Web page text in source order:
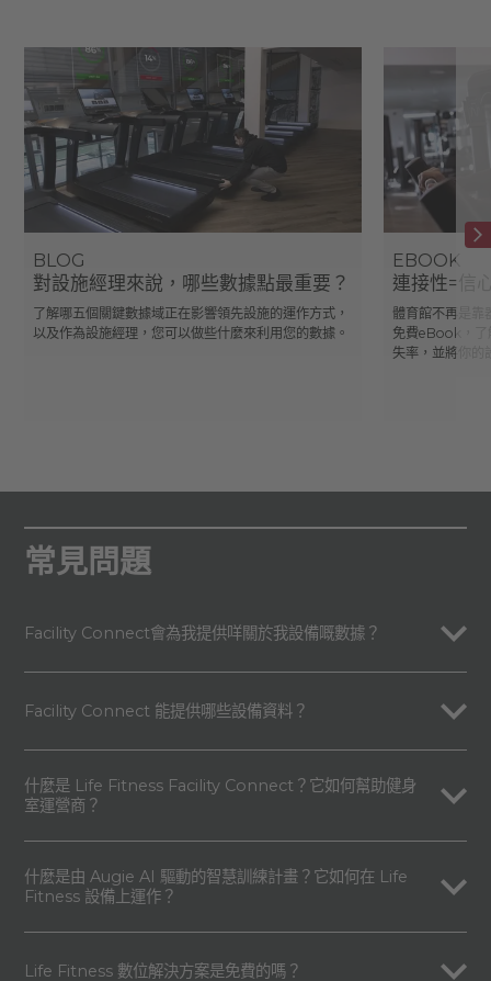
BLOG
對設施經理來說，哪些數據點最重要？
了解哪五個關鍵數據域正在影響領先設施的運作方式，
以及作為設施經理，您可以做些什麼來利用您的數據。
EBOOK
連接性=信
體育館不再是靠
免費eBook，了
失率，並將你的
常見問題
Facility Connect會為我提供咩關於我設備嘅數據？
Facility Connect 能提供哪些設備資料？
什麼是 Life Fitness Facility Connect？它如何幫助健身
室運營商？
什麼是由 Augie AI 驅動的智慧訓練計畫？它如何在 Life
Fitness 設備上運作？
Life Fitness 數位解決方案是免費的嗎？